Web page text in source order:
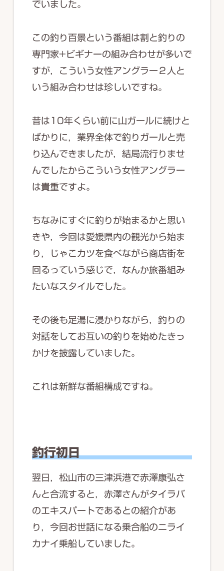
でいました。
この釣り百景という番組は割と釣りの
専門家+ビギナーの組み合わせが多いで
すが，こういう女性アングラー２人と
いう組み合わせは珍しいですね。
昔は10年くらい前に山ガールに続けと
ばかりに，業界全体で釣りガールと売
り込んできましたが，結局流行りませ
んでしたからこういう女性アングラー
は貴重ですよ。
ちなみにすぐに釣りが始まるかと思い
きや，今回は愛媛県内の観光から始ま
り，じゃこカツを食べながら商店街を
回るっていう感じで，なんか旅番組み
たいなスタイルでした。
その後も足湯に浸かりながら，釣りの
対話をしてお互いの釣りを始めたきっ
かけを披露していました。
これは新鮮な番組構成ですね。
釣行初日
翌日，松山市の三津浜港で赤澤康弘さ
んと合流すると，赤澤さんがタイラバ
のエキスパートであるとの紹介があ
り，今回お世話になる乗合船のニライ
カナイ乗船していました。